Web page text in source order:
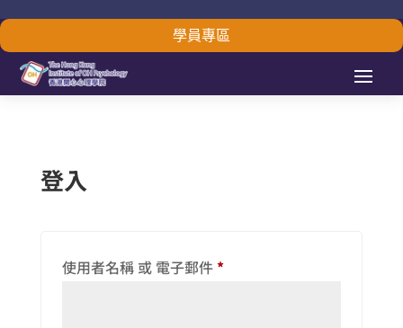
學員專區
登入
使用者名稱 或 電子郵件 *必